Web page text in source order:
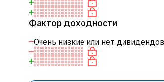
Фактор доходности
Очень низкие или нет дивидендов